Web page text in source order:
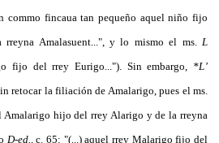
commo fincaua tan pequeño aquel niño fijo
Amalasuent...", y lo mismo el ms. L
fijo del rrey Eurigo..."). Sin embargo, *L’
retocar la filiación de Amalarigo, pues el ms.
Ama­larigo hijo del rrey Alarigo y de la rreyna
D-ed.,c. 65: "(...) aquel rrey Malarigo fijo del